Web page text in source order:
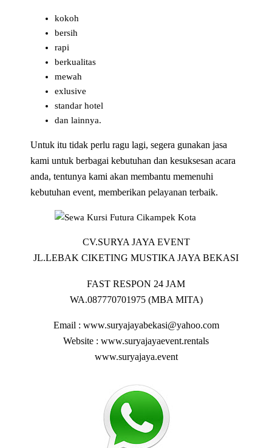
kokoh
bersih
rapi
berkualitas
mewah
exlusive
standar hotel
dan lainnya.
Untuk itu tidak perlu ragu lagi, segera gunakan jasa
kami untuk berbagai kebutuhan dan kesuksesan acara
anda, tentunya kami akan membantu memenuhi
kebutuhan event, memberikan pelayanan terbaik.
CV.SURYA JAYA EVENT
JL.LEBAK CIKETING MUSTIKA JAYA BEKASI
FAST RESPON 24 JAM
WA.087770701975 (MBA MITA)
Email : www.suryajayabekasi@yahoo.com
Website : www.suryajayaevent.rentals
www.suryajaya.event